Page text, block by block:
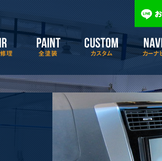
2006.com/public_html/wp/wp-content/